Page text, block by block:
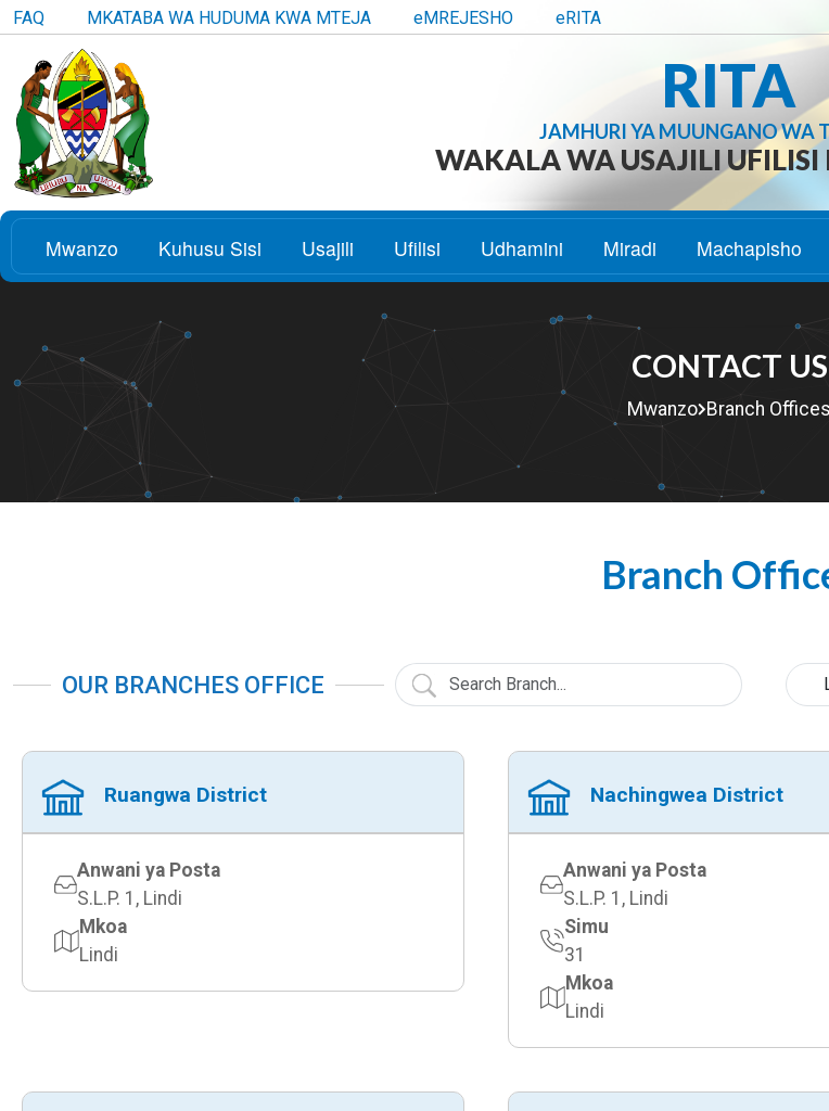
FAQ MKATABA WA HUDUMA KWA MTEJA eMREJESHO eRITA
RITA
JAMHURI YA MUUNGANO WA
WAKALA WA USAJILI
Mwanzo Kuhusu Sisi Usajili Ufilisi Udhamini Miradi Machapisho
CONTACT US
Mwanzo Branch Offices
Branch
OUR BRANCHES OFFICE
Ruangwa District
Anwani ya Posta
S.L.P. 1, Lindi
Mkoa
Lindi
Nachingwea District
Anwani ya Posta
S.L.P. 1, Lindi
Simu
31
Mkoa
Lindi